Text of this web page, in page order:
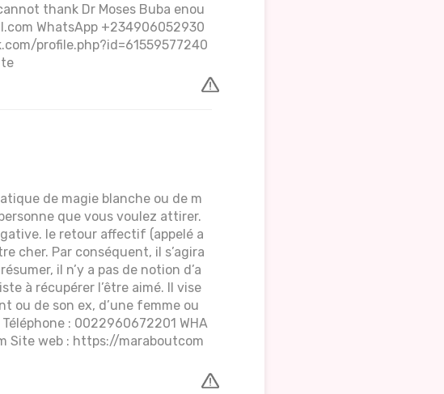
thank Dr Moses Buba enou
WhatsApp +234906052930
profile.php?id=61559577240
de magie blanche ou de m
que vous voulez attirer.
le retour affectif (appelé a
cher. Par conséquent, il s’agira
il n’y a pas de notion d’a
à récupérer l’être aimé. Il vise
ou de son ex, d’une femme ou
Téléphone : 0022960672201 WHA
Site web : https://maraboutcom